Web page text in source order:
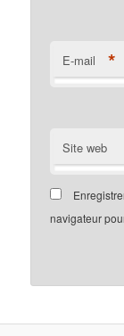
E-mail *
Site web
navigateur